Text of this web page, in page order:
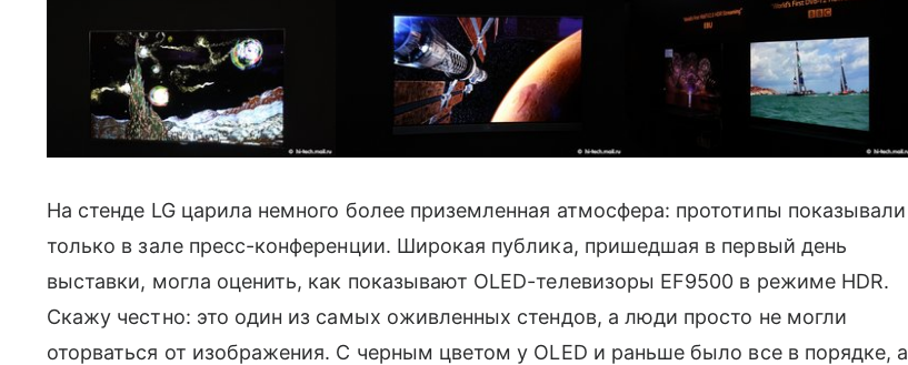
На стенде LG царила немного более приземленная атмосфера: прототипы показывали
только в зале пресс-конференции. Широкая публика, пришедшая в первый день
выставки, могла оценить, как показывают OLED-телевизоры EF9500 в режиме HDR.
Скажу честно: это один из самых оживленных стендов, а люди просто не могли
оторваться от изображения. С черным цветом у OLED и раньше было все в порядке, а